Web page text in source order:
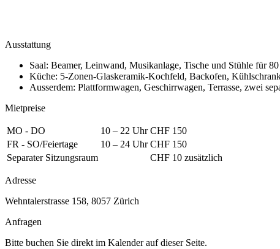
Ausstattung
Saal: Beamer, Leinwand, Musikanlage, Tische und Stühle für
Küche: 5-Zonen-Glaskeramik-Kochfeld, Backofen,
Ausserdem: Plattformwagen, Geschirrwagen, Terrasse, zwei
Mietpreise
MO - DO 10 – 22 Uhr CHF 150
FR - SO/Feiertage
10 – 24 Uhr CHF 150
Separater Sitzungsraum
CHF 10 zusätzlich
Adresse
Wehntalerstrasse 158, 8057 Zürich
Anfragen
Bitte buchen Sie direkt im Kalender auf dieser Seite.